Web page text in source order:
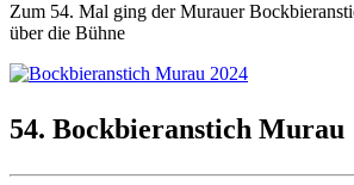
Zum 54. Mal ging der Murauer
über die Bühne
54. Bockbieranstich Murau